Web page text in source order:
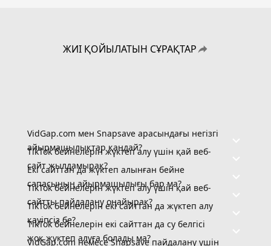
ЖИІ ҚОЙЫЛАТЫН СҰРАҚТАР
VidGap.com мен Snapsave арасындағы негізгі
айырмашылықтар қандай?
TikTok бейнелерін жүктеп алу үшін қай веб-
сайт жылдамырақ?
Екі сайттан да жүктеп алынған бейне
сапасының айырмашылығы бар ма?
TikTok бейнелерін жүктеп алу үшін қай веб-
сайтты пайдалану оңайырақ?
TikTok бейнелерін екі сайттан да жүктеп алу
қауіпсіз бе?
TikTok бейнелерін екі сайттан да су белгісі
жоқ жүктеп алуға болады ма?
VidGap.com немесе Snapsave пайдалану үшін